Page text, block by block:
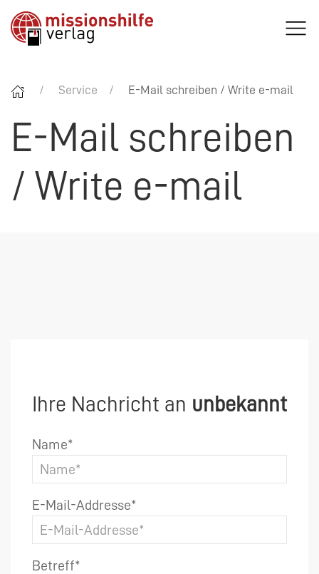
Service E-Mail schreiben / Write e-mail
E-Mail schreiben
/ Write e-mail
Ihre Nachricht an unbekannt
Name*
E-Mail-Addresse*
Betreff*